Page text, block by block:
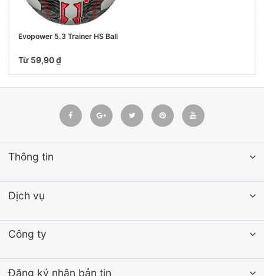
Evopower 5.3 Trainer HS Ball
Từ 59,90 ₫
Thông tin
Dịch vụ
Công ty
Đăng ký nhận bản tin